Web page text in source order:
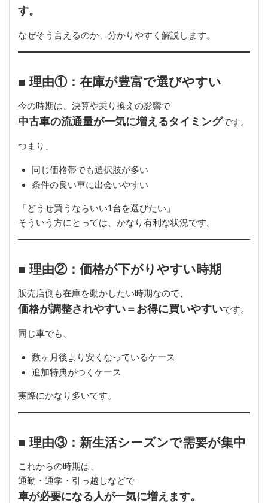
す。
なぜそう言えるのか、分かりやすく解説します。
■ 理由①：在庫が豊富で選びやすい
今の時期は、決算や乗り換えの影響で
中古車の流通量が一気に増えるタイミングです。
つまり、
同じ価格帯でも選択肢が多い
条件の良い車に出会いやすい
「どうせ買うならいい1台を選びたい」
そういう方にとっては、かなり有利な状況です。
■ 理由②：価格が下がりやすい時期
販売店側も在庫を動かしたい時期なので、
価格が調整されやすい＝お得に買いやすいです。
同じ車でも、
数ヶ月後より安くなっているケース
追加特典がつくケース
実際にかなり多いです。
■ 理由③：新生活シーズンで需要が集中
これからの時期は、
通勤・通学・引っ越しなどで
車が必要になる人が一気に増えます。